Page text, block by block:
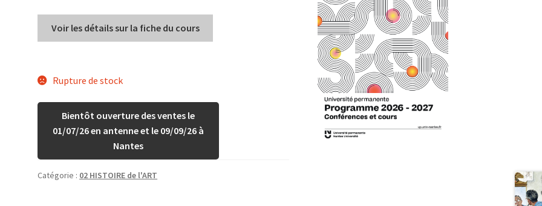
Voir les détails sur la fiche du cours
Rupture de stock
Bientôt ouverture des ventes le
01/07/26 en antenne et le 09/09/26 à
Nantes
Catégorie : 02 HISTOIRE de l'ART